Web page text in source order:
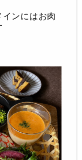
ンにはお肉